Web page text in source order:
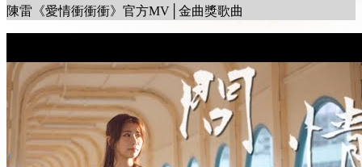
陳雷《愛情衝衝衝》官方MV│金曲獎歌曲